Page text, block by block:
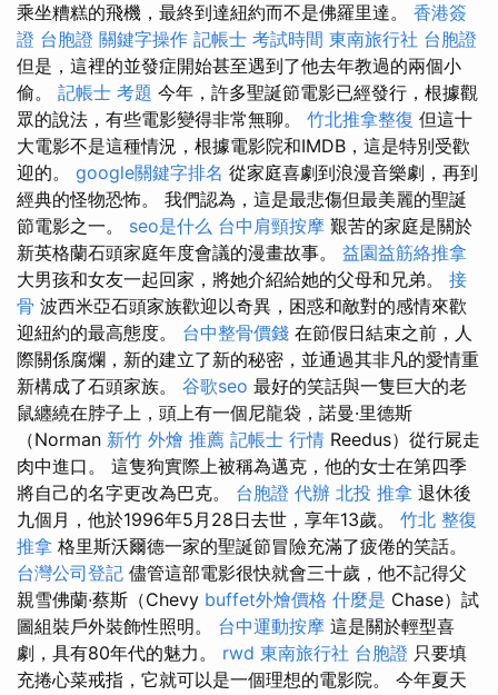
乘坐糟糕的飛機，最終到達紐約而不是佛羅里達。 香港簽
證 台胞證 關鍵字操作 記帳士 考試時間 東南旅行社 台胞證
但是，這裡的並發症開始甚至遇到了他去年教過的兩個小
偷。 記帳士 考題 今年，許多聖誕節電影已經發行，根據觀
眾的說法，有些電影變得非常無聊。 竹北推拿整復 但這十
大電影不是這種情況，根據電影院和IMDB，這是特別受歡
迎的。 google關鍵字排名 從家庭喜劇到浪漫音樂劇，再到
經典的怪物恐怖。 我們認為，這是最悲傷但最美麗的聖誕
節電影之一。 seo是什么 台中肩頸按摩 艱苦的家庭是關於
新英格蘭石頭家庭年度會議的漫畫故事。 益園益筋絡推拿
大男孩和女友一起回家，將她介紹給她的父母和兄弟。 接
骨 波西米亞石頭家族歡迎以奇異，困惑和敵對的感情來歡
迎紐約的最高態度。 台中整骨價錢 在節假日結束之前，人
際關係腐爛，新的建立了新的秘密，並通過其非凡的愛情重
新構成了石頭家族。 谷歌seo 最好的笑話與一隻巨大的老
鼠纏繞在脖子上，頭上有一個尼龍袋，諾曼·里德斯
（Norman 新竹 外燴 推薦 記帳士 行情 Reedus）從行屍走
肉中進口。 這隻狗實際上被稱為邁克，他的女士在第四季
將自己的名字更改為巴克。 台胞證 代辦 北投 推拿 退休後
九個月，他於1996年5月28日去世，享年13歲。 竹北 整復
推拿 格里斯沃爾德一家的聖誕節冒險充滿了疲倦的笑話。
台灣公司登記 儘管這部電影很快就會三十歲，他不記得父
親雪佛蘭·蔡斯（Chevy buffet外燴價格 什麼是 Chase）試
圖組裝戶外裝飾性照明。 台中運動按摩 這是關於輕型喜
劇，具有80年代的魅力。 rwd 東南旅行社 台胞證 只要填
充捲心菜戒指，它就可以是一個理想的電影院。 今年夏天